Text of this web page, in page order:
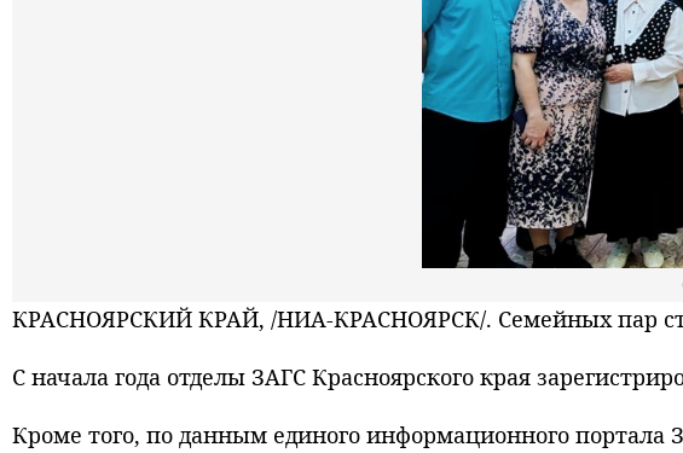
КРАСНОЯРСКИЙ КРАЙ, /НИА-КРАСНОЯРСК/. Семейных пар
С начала года отделы ЗАГС Красноярского края
Кроме того, по данным единого информационного портала